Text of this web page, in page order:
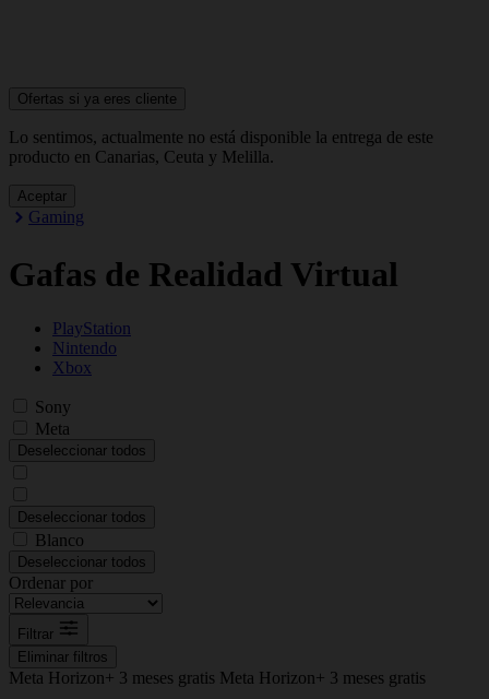
Ofertas si ya eres cliente
Lo sentimos, actualmente no está disponible la entrega de este
producto en Canarias, Ceuta y Melilla.
Aceptar
Gaming
Gafas de Realidad Virtual
PlayStation
Nintendo
Xbox
Sony
Meta
Deseleccionar todos
Deseleccionar todos
Blanco
Deseleccionar todos
Ordenar por
Filtrar
Eliminar filtros
Meta Horizon+ 3 meses gratis Meta Horizon+ 3 meses gratis